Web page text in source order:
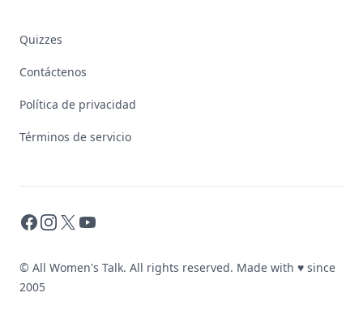
Quizzes
Contáctenos
Política de privacidad
Términos de servicio
Facebook
Instagram
X YouTube
© All Women's Talk. All rights reserved. Made with ♥ since
2005